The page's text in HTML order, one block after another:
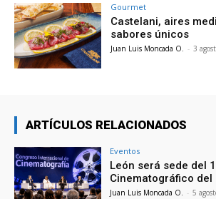
Gourmet
Castelani, aires
sabores únicos
Juan Luis Moncada O. - 3
ARTÍCULOS RELACIONADOS
Eventos
León será sede del
Cinematográfico del
Juan Luis Moncada O. - 5